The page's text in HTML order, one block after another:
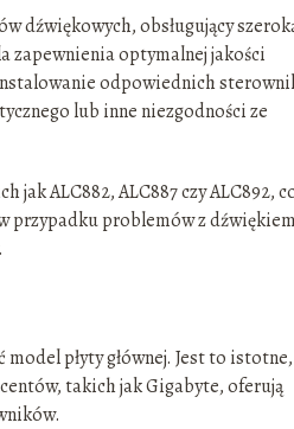
dźwiękowych, obsługujący
zapewnienia optymalnej jakości
odpowiednich
lub inne niezgodności ze
jak ALC882, ALC887 czy ALC892,
przypadku problemów z
płyty głównej. Jest to istotne,
takich jak Gigabyte, oferują